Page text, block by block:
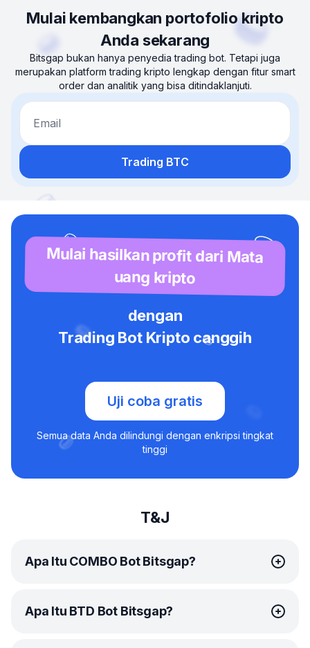
Mulai kembangkan portofolio kripto
Anda sekarang
Bitsgap bukan hanya penyedia trading bot. Tetapi juga
merupakan platform trading kripto lengkap dengan fitur smart
order dan analitik yang bisa ditindaklanjuti.
Email
Trading BTC
Mulai hasilkan profit dari Mata
uang kripto
dengan
Trading Bot Kripto canggih
Uji coba gratis
Semua data Anda dilindungi dengan enkripsi tingkat
tinggi
T&J
Apa Itu COMBO Bot Bitsgap?
COMBO botBitsgap adalah solusi trading otomatis
cerdas yang dirancang khusus trading futures. Bot
Apa Itu BTD Bot Bitsgap?